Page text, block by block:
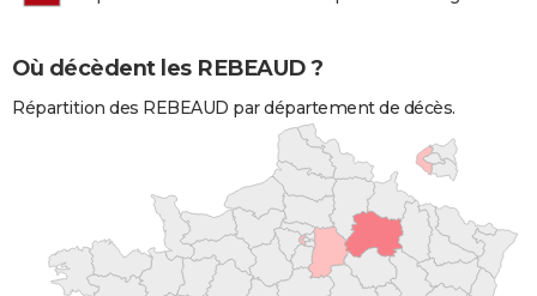
Où décèdent les REBEAUD ?
Répartition des REBEAUD par département de décès.